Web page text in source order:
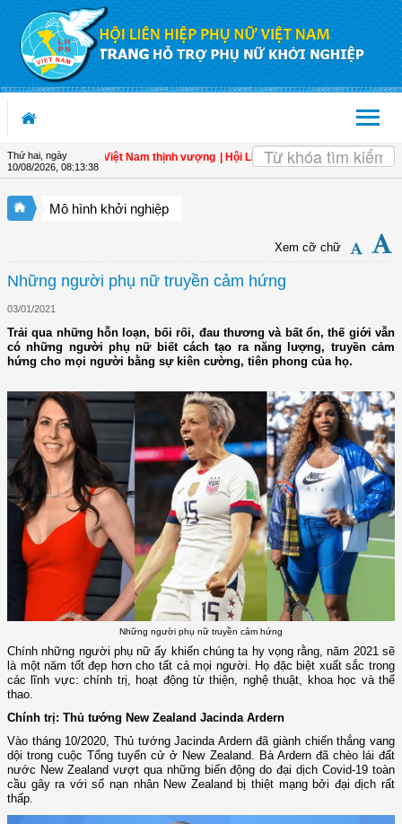
Truy cập nội dung luôn
Thứ hai, ngày
10/08/2026 08:13:39
bẩy cho một Việt Nam thịnh vượng | Hội LHPN tỉnh Kiên Giang biểu dương
Mô hình khởi nghiệp
Xem cỡ chữ
Những người phụ nữ truyền cảm hứng
03/01/2021
Trải qua những hỗn loạn, bối rối, đau thương và bất ổn, thế giới vẫn
có những người phụ nữ biết cách tạo ra năng lượng, truyền cảm
hứng cho mọi người bằng sự kiên cường, tiên phong của họ.
Những người phụ nữ truyền cảm hứng
Chính những người phụ nữ ấy khiến chúng ta hy vọng rằng, năm 2021 sẽ
là một năm tốt đẹp hơn cho tất cả mọi người. Họ đặc biệt xuất sắc trong
các lĩnh vực: chính trị, hoạt động từ thiện, nghệ thuật, khoa học và thể
thao.
Chính trị: Thủ tướng New Zealand Jacinda Ardern
Vào tháng 10/2020, Thủ tướng Jacinda Ardern đã giành chiến thắng vang
dội trong cuộc Tổng tuyển cử ở New Zealand. Bà Ardern đã chèo lái đất
nước New Zealand vượt qua những biến động do đại dịch Covid-19 toàn
cầu gây ra với số nạn nhân New Zealand bị thiệt mạng bởi đại dịch rất
thấp.